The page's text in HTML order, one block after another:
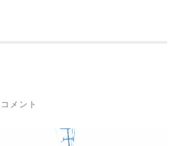
メント